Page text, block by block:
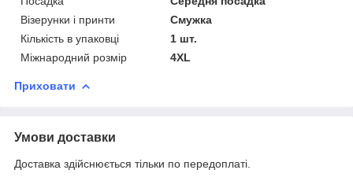
Візерунки і принти
Смужка
Кількість в упаковці
1 шт.
Міжнародний розмір
4XL
Приховати
Умови доставки
Доставка здійснюється тільки по передоплаті.